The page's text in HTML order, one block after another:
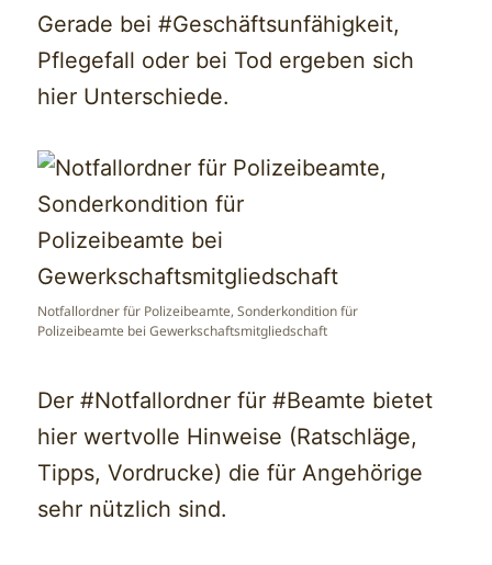
Gerade bei #Geschäftsunfähigkeit,
Pflegefall oder bei Tod ergeben sich
hier Unterschiede.
Notfallordner für Polizeibeamte, Sonderkondition für
Polizeibeamte bei Gewerkschaftsmitgliedschaft
Der #Notfallordner für #Beamte bietet
hier wertvolle Hinweise (Ratschläge,
Tipps, Vordrucke) die für Angehörige
sehr nützlich sind.